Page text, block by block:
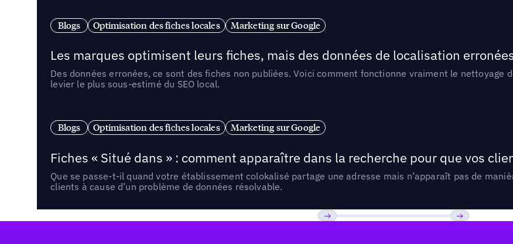
Blogs Optimisation des fiches locales Marketing sur Google
Les marques optimisent leurs fiches, mais des données de localisation
Des données erronées, ce sont des fiches non publiées. Voici comment fonctionne vraiment le nettoyage
levier le plus sous-estimé du SEO local.
Blogs Optimisation des fiches locales Marketing sur Google
Fiches « Situé dans » : comment apparaître dans la recherche pour que vos
Que se passe-t-il quand votre établissement colokalisé partage une adresse mais n’apparaît pas de
clients à cause d’un problème de données résolvable.